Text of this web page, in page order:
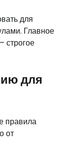
для
Главное
строгое
для
правила
от